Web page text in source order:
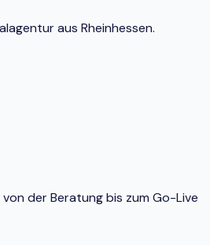
aus Rheinhessen.
der Beratung bis zum Go-Live